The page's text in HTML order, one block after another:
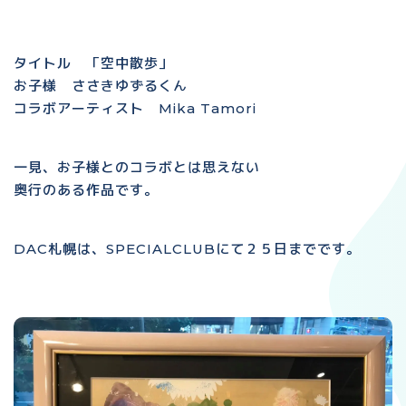
タイトル 「空中散歩」
お子様 ささきゆずるくん
コラボアーティスト Mika Tamori
一見、お子様とのコラボとは思えない
奥行のある作品です。
DAC札幌は、SPECIALCLUBにて２５日までです。